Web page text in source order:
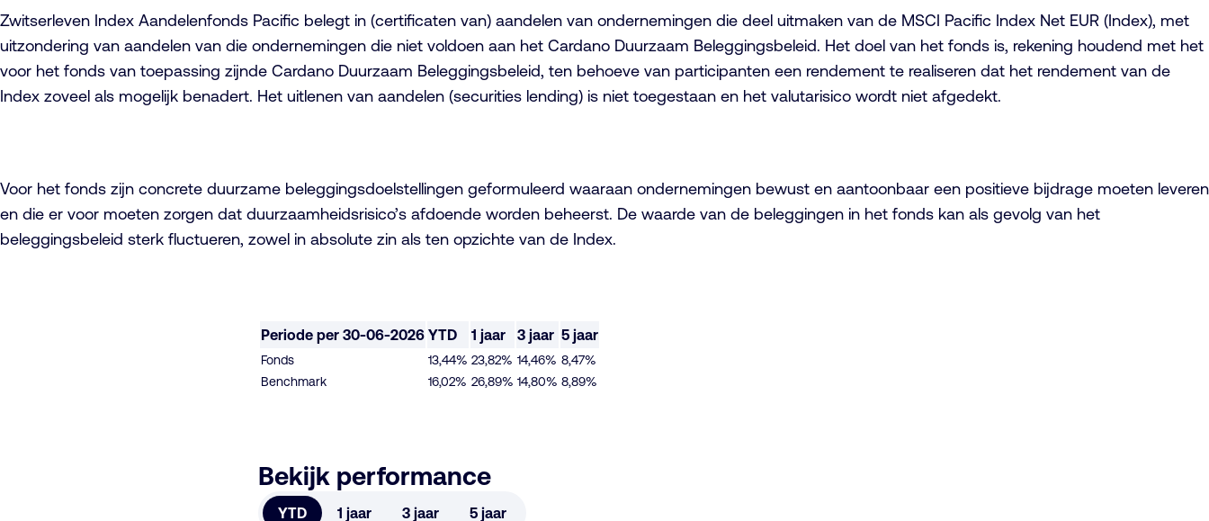
Zwitserleven Index Aandelenfonds Pacific belegt in (certificaten van) aandelen van ondernemingen die deel uitmaken van de MSCI Pacific Index Net EUR (Index), met
uitzondering van aandelen van die ondernemingen die niet voldoen aan het Cardano Duurzaam Beleggingsbeleid. Het doel van het fonds is, rekening houdend met het
voor het fonds van toepassing zijnde Cardano Duurzaam Beleggingsbeleid, ten behoeve van participanten een rendement te realiseren dat het rendement van de
Index zoveel als mogelijk benadert. Het uitlenen van aandelen (securities lending) is niet toegestaan en het valutarisico wordt niet afgedekt.
Voor het fonds zijn concrete duurzame beleggingsdoelstellingen geformuleerd waaraan ondernemingen bewust en aantoonbaar een positieve bijdrage moeten leveren
en die er voor moeten zorgen dat duurzaamheidsrisico’s afdoende worden beheerst. De waarde van de beleggingen in het fonds kan als gevolg van het
beleggingsbeleid sterk fluctueren, zowel in absolute zin als ten opzichte van de Index.
Periode per 30-06-2026 YTD 1 jaar 3 jaar 5 jaar
Fonds 13,44% 23,82% 14,46% 8,47%
Benchmark
16,02% 26,89% 14,80% 8,89%
Bekijk performance
YTD 1 jaar 3 jaar 5 jaar